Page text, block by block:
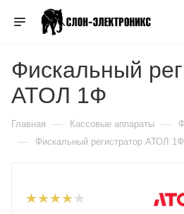
Фискальный
АТОЛ 1Ф
Главная — Кассовые аппараты —
— Фискальный регистратор АТОЛ 1Ф